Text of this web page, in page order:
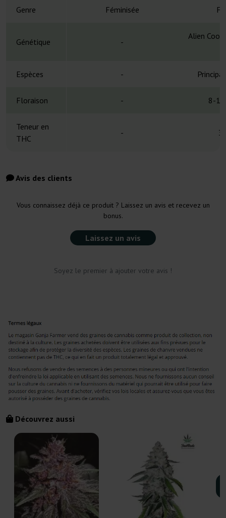
Genre Féminisée
Génétique -
Alien
Espèces -
Floraison - 8-10
Teneur en
THC
-
Avis des clients
Vous connaissez déjà ce produit ? Laissez un avis et recevez un
bonus.
Laissez un avis
Soyez le premier à ajouter votre avis !
Découvrez aussi